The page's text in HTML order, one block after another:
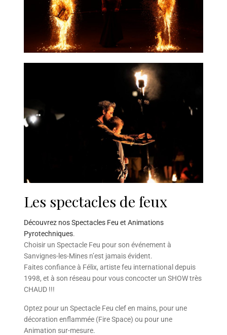
Les spectacles de feux
Découvrez nos Spectacles Feu et Animations
Pyrotechniques.
Choisir un Spectacle Feu pour son événement à
Sanvignes-les-Mines n’est jamais évident.
Faites confiance à Félix, artiste feu international depuis
1998, et à son réseau pour vous concocter un SHOW très
CHAUD !!!
Optez pour un Spectacle Feu clef en mains, pour une
décoration enflammée (Fire Space) ou pour une
Animation sur-mesure.